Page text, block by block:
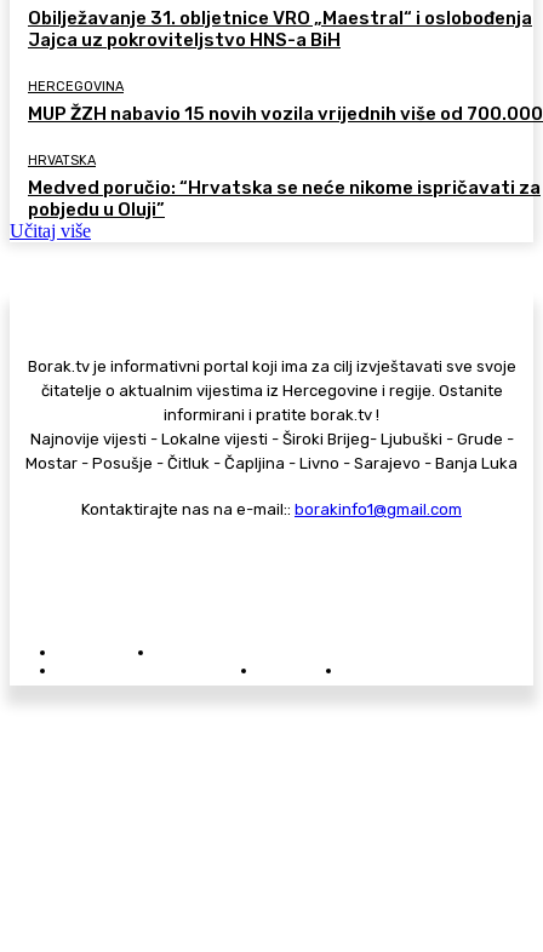
Obilježavanje 31. obljetnice VRO „Maestral“ i oslobođenja
Jajca uz pokroviteljstvo HNS-a BiH
HERCEGOVINA
MUP ŽZH nabavio 15 novih vozila vrijednih više od 700.000
HRVATSKA
Medved poručio: “Hrvatska se neće nikome ispričavati za
pobjedu u Oluji”
Učitaj više
Borak.tv je informativni portal koji ima za cilj izvještavati sve svoje
čitatelje o aktualnim vijestima iz Hercegovine i regije. Ostanite
informirani i pratite borak.tv !
Najnovije vijesti - Lokalne vijesti - Široki Brijeg- Ljubuški - Grude -
Mostar - Posušje - Čitluk - Čapljina - Livno - Sarajevo - Banja Luka
Kontaktirajte nas na e-mail:: borakinfo1@gmail.com